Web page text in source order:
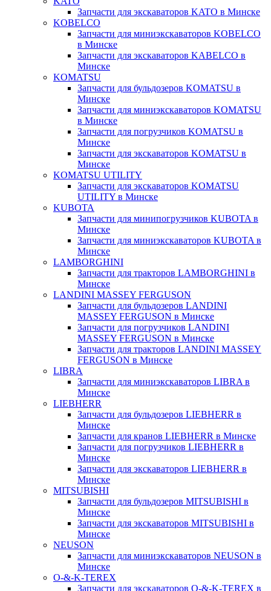
Запчасти для экскаваторов KATO в Минске
KOBELCO
Запчасти для миниэкскаваторов KOBELCO
в Минске
Запчасти для экскаваторов KABELCO в
Минске
KOMATSU
Запчасти для бульдозеров KOMATSU в
Минске
Запчасти для миниэкскаваторов KOMATSU
в Минске
Запчасти для погрузчиков KOMATSU в
Минске
Запчасти для экскаваторов KOMATSU в
Минске
KOMATSU UTILITY
Запчасти для экскаваторов KOMATSU
UTILITY в Минске
KUBOTA
Запчасти для минипогрузчиков KUBOTA в
Минске
Запчасти для миниэкскаваторов KUBOTA в
Минске
LAMBORGHINI
Запчасти для тракторов LAMBORGHINI в
Минске
LANDINI MASSEY FERGUSON
Запчасти для бульдозеров LANDINI
MASSEY FERGUSON в Минске
Запчасти для погрузчиков LANDINI
MASSEY FERGUSON в Минске
Запчасти для тракторов LANDINI MASSEY
FERGUSON в Минске
LIBRA
Запчасти для миниэкскаваторов LIBRA в
Минске
LIEBHERR
Запчасти для бульдозеров LIEBHERR в
Минске
Запчасти для кранов LIEBHERR в Минске
Запчасти для погрузчиков LIEBHERR в
Минске
Запчасти для экскаваторов LIEBHERR в
Минске
MITSUBISHI
Запчасти для бульдозеров MITSUBISHI в
Минске
Запчасти для экскаваторов MITSUBISHI в
Минске
NEUSON
Запчасти для миниэкскаваторов NEUSON в
Минске
O-&-K-TEREX
Запчасти для экскаваторов O-&-K-TEREX в